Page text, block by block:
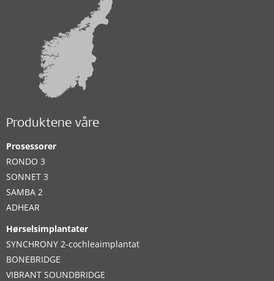
Produktene våre
Prosessorer
RONDO 3
SONNET 3
SAMBA 2
ADHEAR
Hørselsimplantater
SYNCHRONY 2-cochleaimplantat
BONEBRIDGE
VIBRANT SOUNDBRIDGE